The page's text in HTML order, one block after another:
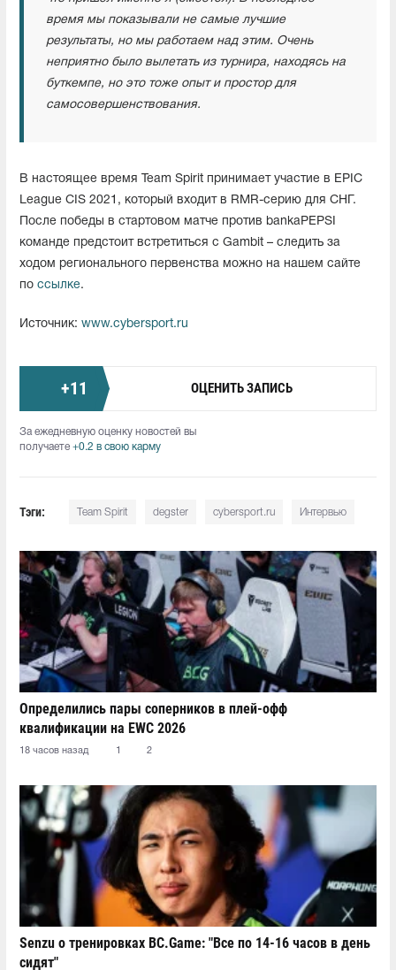
время мы показывали не самые лучшие
результаты, но мы работаем над этим. Очень
неприятно было вылетать из турнира, находясь на
буткемпе, но это тоже опыт и простор для
самосовершенствования.
В настоящее время Team Spirit принимает участие в EPIC
League CIS 2021, который входит в RMR-серию для СНГ.
После победы в стартовом матче против bankaPEPSI
команде предстоит встретиться с Gambit – следить за
ходом регионального первенства можно на нашем сайте
по ссылке.
Источник: www.cybersport.ru
+11 ОЦЕНИТЬ ЗАПИСЬ
За ежедневную оценку новостей вы
получаете +0.2 в свою карму
Тэги: Team Spirit degster cybersport.ru Интервью
Определились пары соперников в плей-офф
квалификации на EWC 2026
18 часов назад 1 2
Senzu о тренировках BC.Game: "Все по 14-16 часов в день
сидят"